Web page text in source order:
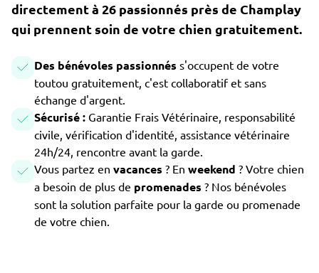
directement à 26 passionnés près de Champlay
qui prennent soin de votre chien gratuitement.
Des bénévoles passionnés s'occupent de votre
toutou gratuitement, c'est collaboratif et sans
échange d'argent.
Sécurisé : Garantie Frais Vétérinaire, responsabilité
civile, vérification d'identité, assistance vétérinaire
24h/24, rencontre avant la garde.
Vous partez en vacances ? En weekend ? Votre chien
a besoin de plus de promenades ? Nos bénévoles
sont la solution parfaite pour la garde ou promenade
de votre chien.